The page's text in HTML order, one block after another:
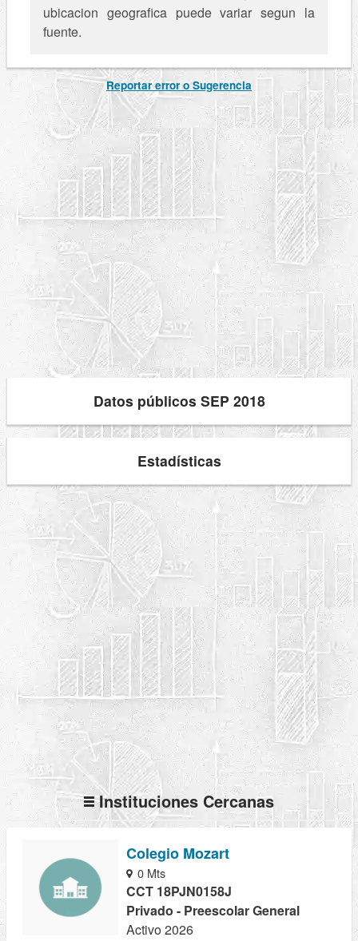
ubicacion geografica puede variar segun la
fuente.
Reportar error o Sugerencia
Datos públicos SEP 2018
Estadísticas
Instituciones Cercanas
Colegio Mozart
0 Mts
CCT 18PJN0158J
Privado - Preescolar General
Activo 2026